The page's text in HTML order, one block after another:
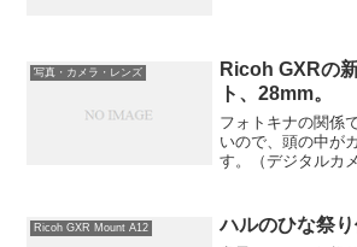
写真・カメラ・レンズ
Ricoh GXRの
ト、28mm。
フォトキナの関係
いので、頭の中が
す。（デジタルカ
す。ただ、GR系の
ぶっていますね。
Ricoh GXR Mount A12 ハルのひな祭り